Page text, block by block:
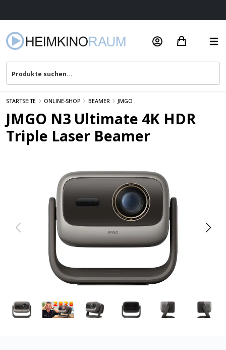
STARTSEITE ONLINE-SHOP BEAMER JMGO
JMGO N3 Ultimate 4K HDR
Triple Laser Beamer